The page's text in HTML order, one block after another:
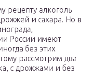
рецепту алкоголь
и сахара. Но в
России имеют
без этих
рассмотрим два
с дрожжами и без